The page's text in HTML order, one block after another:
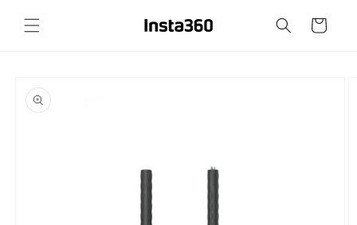
obsahu
Košík
produktu